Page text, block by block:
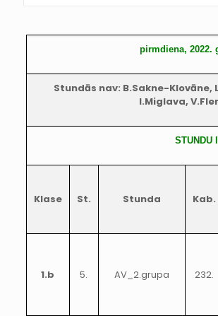
pirmdiena, 2022.
Stundās nav: B.Sakne-Klovāne,
I.Miglava,
STUNDU
Klase St. Stunda Kab.
1.b 5. AV_2.grupa 232.